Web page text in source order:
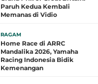
Paruh Kedua Kembali
Memanas di Vidio
RAGAM
Home Race di ARRC
Mandalika 2026, Yamaha
Racing Indonesia Bidik
Kemenangan